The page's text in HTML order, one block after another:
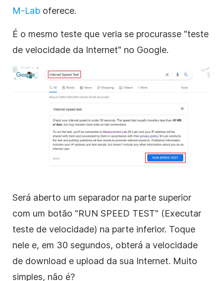
M-Lab oferece.
É o mesmo teste que veria se procurasse "teste
de velocidade da Internet" no Google.
Será aberto um separador na parte superior
com um botão "RUN SPEED TEST" (Executar
teste de velocidade) na parte inferior. Toque
nele e, em 30 segundos, obterá a velocidade
de download e upload da sua Internet. Muito
simples, não é?